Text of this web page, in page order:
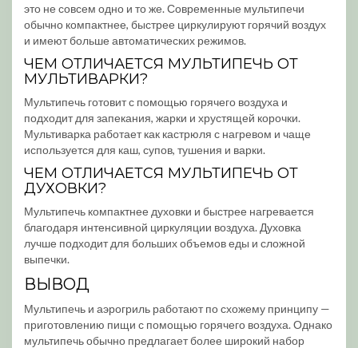
это не совсем одно и то же. Современные мультипечи
обычно компактнее, быстрее циркулируют горячий воздух
и имеют больше автоматических режимов.
ЧЕМ ОТЛИЧАЕТСЯ МУЛЬТИПЕЧЬ ОТ
МУЛЬТИВАРКИ?
Мультипечь готовит с помощью горячего воздуха и
подходит для запекания, жарки и хрустящей корочки.
Мультиварка работает как кастрюля с нагревом и чаще
используется для каш, супов, тушения и варки.
ЧЕМ ОТЛИЧАЕТСЯ МУЛЬТИПЕЧЬ ОТ
ДУХОВКИ?
Мультипечь компактнее духовки и быстрее нагревается
благодаря интенсивной циркуляции воздуха. Духовка
лучше подходит для больших объемов еды и сложной
выпечки.
ВЫВОД
Мультипечь и аэрогриль работают по схожему принципу —
приготовлению пищи с помощью горячего воздуха. Однако
мультипечь обычно предлагает более широкий набор